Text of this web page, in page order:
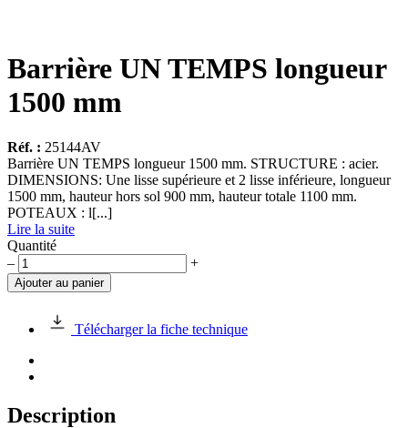
Barrière UN TEMPS longueur
1500 mm
Réf. : 25144AV
Barrière UN TEMPS longueur 1500 mm. STRUCTURE : acier.
DIMENSIONS: Une lisse supérieure et 2 lisse inférieure, longueur
1500 mm, hauteur hors sol 900 mm, hauteur totale 1100 mm.
POTEAUX : l[...]
Lire la suite
Quantité
quantité
de
Barrière
TEMPS
1500
– +
Ajouter au panier
Télécharger la fiche technique
Description